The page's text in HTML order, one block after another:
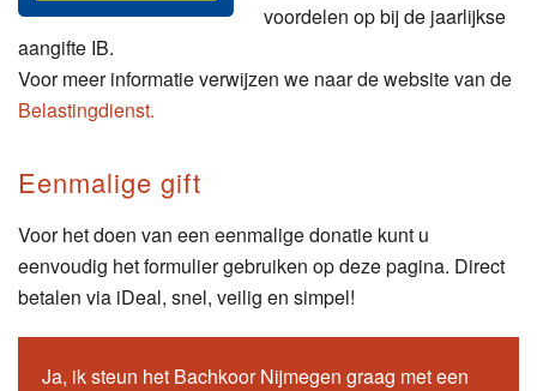
voordelen op bij de jaarlijkse
aangifte IB.
Voor meer informatie verwijzen we naar de website van de
Belastingdienst.
Eenmalige gift
Voor het doen van een eenmalige donatie kunt u
eenvoudig het formulier gebruiken op deze pagina. Direct
betalen via iDeal, snel, veilig en simpel!
Ja, ik steun het Bachkoor Nijmegen graag met een